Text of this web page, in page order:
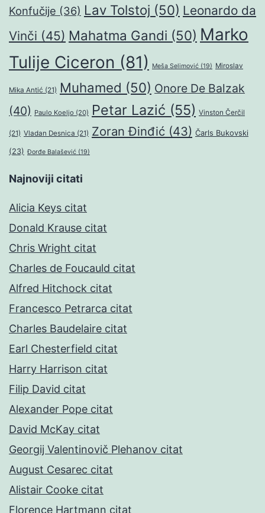
Konfučije (36) Lav Tolstoj (50) Leonardo da
Vinči (45) Mahatma Gandi (50) Marko
Tulije Ciceron (81) Meša Selimović (19) Miroslav
Mika Antić (21) Muhamed (50) Onore De Balzak
(40) Paulo Koeljo (20) Petar Lazić (55) Vinston Čerčil
(21) Vladan Desnica (21) Zoran Đinđić (43) Čarls Bukovski
(23) Đorđe Balašević (19)
Najnoviji citati
Alicia Keys citat
Donald Krause citat
Chris Wright citat
Charles de Foucauld citat
Alfred Hitchock citat
Francesco Petrarca citat
Charles Baudelaire citat
Earl Chesterfield citat
Harry Harrison citat
Filip David citat
Alexander Pope citat
David McKay citat
Georgij Valentinovič Plehanov citat
August Cesarec citat
Alistair Cooke citat
Florence Hartmann citat